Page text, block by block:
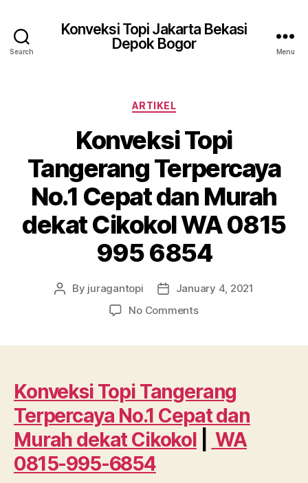
Search
Konveksi Topi Jakarta Bekasi
Depok Bogor
Menu
Categories
ARTIKEL
Konveksi Topi
Tangerang Terpercaya
No.1 Cepat dan Murah
dekat Cikokol WA 0815
995 6854
Post
By juragantopi
PostJanuary 4, 2021
No Commentson
No.1
Cepat
dan
Murah
dekat
Konveksi Topi Tangerang
Terpercaya No.1 Cepat dan
Murah dekat Cikokol|
WA
0815-995-6854